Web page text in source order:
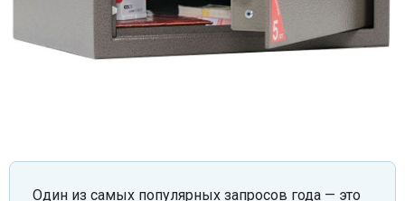
Один из самых популярных запросов года — это